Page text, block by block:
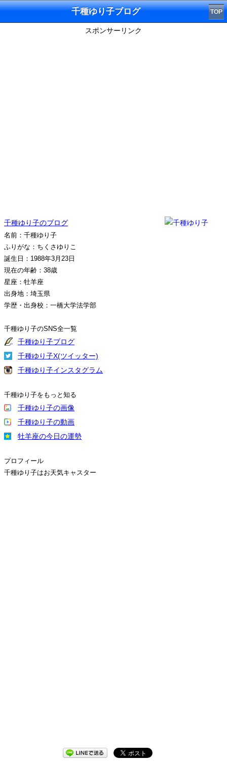
千種ゆり子ブログ TOP
スポンサーリンク
千種ゆり子のブログ
名前：千種ゆり子
ふりがな：ちくさゆりこ
誕生日：1988年3月23日
現在の年齢：38歳
星座：牡羊座
出身地：埼玉県
学歴・出身校：一橋大学法学部
千種ゆり子のSNS全一覧
千種ゆり子ブログ
千種ゆり子X(ツイッター)
千種ゆり子インスタグラム
千種ゆり子をもっと知る
千種ゆり子の画像
千種ゆり子の動画
牡羊座の今日の運勢
プロフィール
千種ゆり子はお天気キャスター